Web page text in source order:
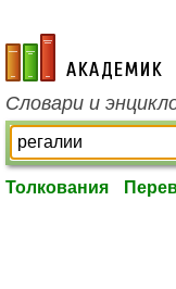
academic.ru
Словари и
Толкования